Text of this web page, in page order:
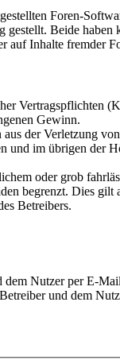
Foren-
Beide
auf Inhalte fremder
Vertragspflichten
Gewinn.
der Verletzung
im übrigen der
oder grob
begrenzt. Dies
Betreibers.
dem Nutzer per E-
und dem